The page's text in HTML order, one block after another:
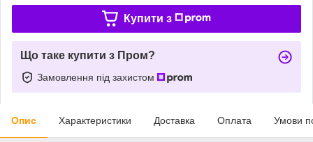
Купити з
Що таке купити з Пром?
Замовлення під захистом
Опис Характеристики Доставка Оплата Умови